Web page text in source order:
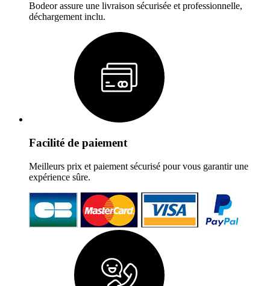
Bodeor assure une livraison sécurisée et professionnelle,
déchargement inclu.
Facilité de paiement
Meilleurs prix et paiement sécurisé pour vous garantir une
expérience sûre.